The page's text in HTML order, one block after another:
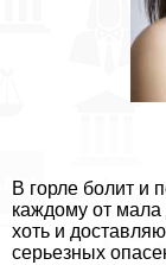
В горле болит и
каждому от
хоть и
серьезных